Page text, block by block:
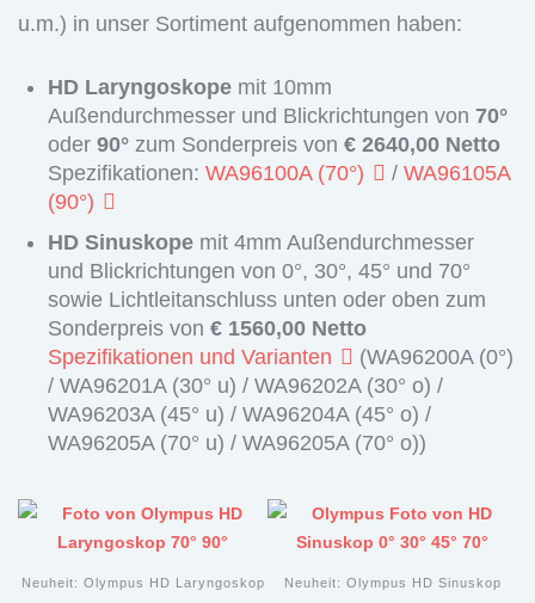
u.m.) in unser Sortiment aufgenommen haben:
HD Laryngoskope mit 10mm
Außendurchmesser und Blickrichtungen von 70°
oder 90° zum Sonderpreis von € 2640,00 Netto
Spezifikationen: WA96100A (70°) / WA96105A
(90°)
HD Sinuskope mit 4mm Außendurchmesser
und Blickrichtungen von 0°, 30°, 45° und 70°
sowie Lichtleitanschluss unten oder oben zum
Sonderpreis von € 1560,00 Netto
Spezifikationen und Varianten
(WA96200A (0°)
/ WA96201A (30° u) / WA96202A (30° o) /
WA96203A (45° u) / WA96204A (45° o) /
WA96205A (70° u) / WA96205A (70° o))
Neuheit: Olympus HD Laryngoskop Neuheit: Olympus HD Sinuskop